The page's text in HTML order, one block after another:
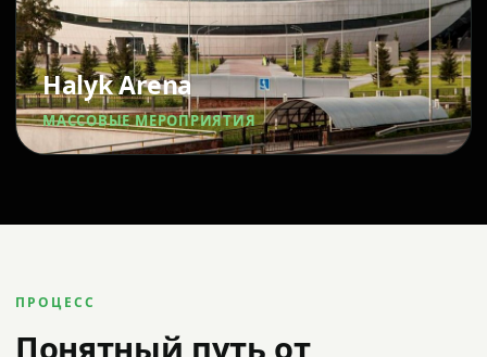
Halyk Arena
МАССОВЫЕ МЕРОПРИЯТИЯ
ПРОЦЕСС
Понятный путь от